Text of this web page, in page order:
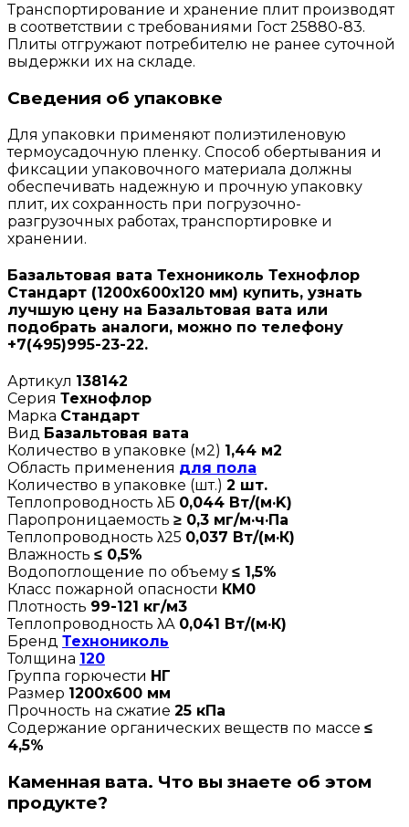
Транспортирование и хранение плит производят
в соответствии с требованиями Гост 25880-83.
Плиты отгружают потребителю не ранее суточной
выдержки их на складе.
Сведения об упаковке
Для упаковки применяют полиэтиленовую
термоусадочную пленку. Способ обертывания и
фиксации упаковочного материала должны
обеспечивать надежную и прочную упаковку
плит, их сохранность при погрузочно-
разгрузочных работах, транспортировке и
хранении.
Базальтовая вата Технониколь Технофлор
Стандарт (1200х600х120 мм) купить, узнать
лучшую цену на Базальтовая вата или
подобрать аналоги, можно по телефону
+7(495)995-23-22.
Артикул 138142
Серия Технофлор
Марка Стандарт
Вид Базальтовая вата
Количество в упаковке (м2) 1,44 м2
Область применения для пола
Количество в упаковке (шт.) 2 шт.
Теплопроводность λБ 0,044 Вт/(м·K)
Паропроницаемость ≥ 0,3 мг/м·ч·Па
Теплопроводность λ25 0,037 Вт/(м·К)
Влажность ≤ 0,5%
Водопоглощение по объему ≤ 1,5%
Класс пожарной опасности КМ0
Плотность 99-121 кг/м3
Теплопроводность λА 0,041 Вт/(м·К)
Бренд Технониколь
Толщина 120
Группа горючести НГ
Размер 1200х600 мм
Прочность на сжатие 25 кПа
Содержание органических веществ по массе ≤
4,5%
Каменная вата. Что вы знаете об этом
продукте?